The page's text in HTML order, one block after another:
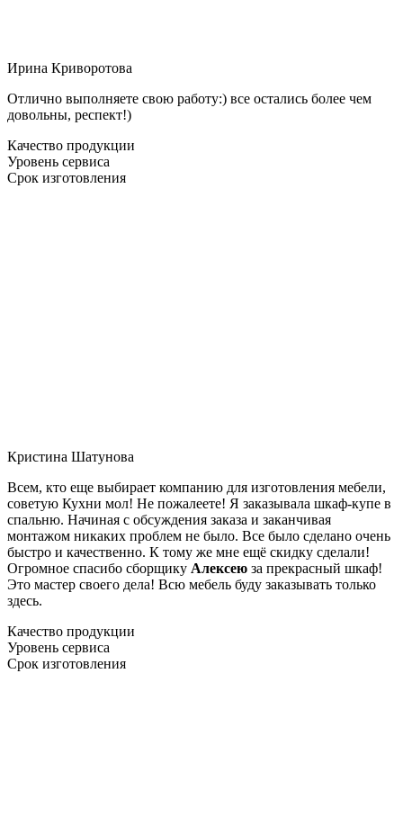
Ирина Криворотова
Отлично выполняете свою работу:) все остались более чем
довольны, респект!)
Качество продукции
Уровень сервиса
Срок изготовления
Кристина Шатунова
Всем, кто еще выбирает компанию для изготовления мебели,
советую Кухни мол! Не пожалеете! Я заказывала шкаф-купе в
спальню. Начиная с обсуждения заказа и заканчивая
монтажом никаких проблем не было. Все было сделано очень
быстро и качественно. К тому же мне ещё скидку сделали!
Огромное спасибо сборщику Алексею за прекрасный шкаф!
Это мастер своего дела! Всю мебель буду заказывать только
здесь.
Качество продукции
Уровень сервиса
Срок изготовления